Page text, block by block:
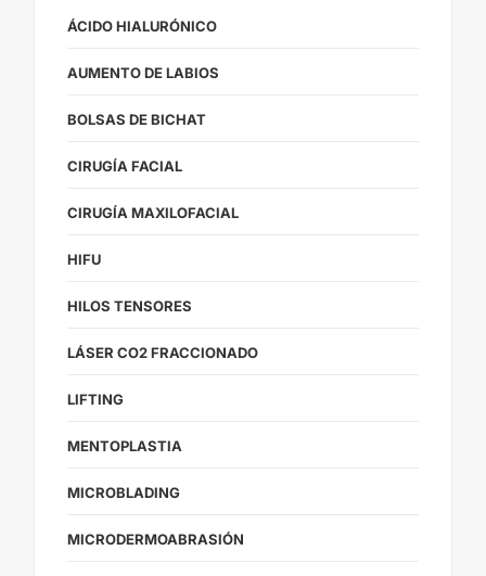
ÁCIDO HIALURÓNICO
AUMENTO DE LABIOS
BOLSAS DE BICHAT
CIRUGÍA FACIAL
CIRUGÍA MAXILOFACIAL
HIFU
HILOS TENSORES
LÁSER CO2 FRACCIONADO
LIFTING
MENTOPLASTIA
MICROBLADING
MICRODERMOABRASIÓN